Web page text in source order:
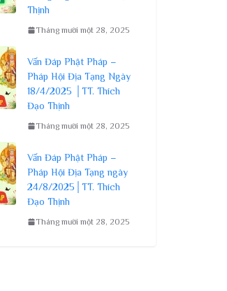
Thịnh
Tháng mười một 28, 2025
Vấn Đáp Phật Pháp –
Pháp Hội Địa Tạng Ngày
18/4/2025 │TT. Thích
Đạo Thịnh
Tháng mười một 28, 2025
Vấn Đáp Phật Pháp –
Pháp Hội Địa Tạng ngày
24/8/2025│TT. Thích
Đạo Thịnh
Tháng mười một 28, 2025